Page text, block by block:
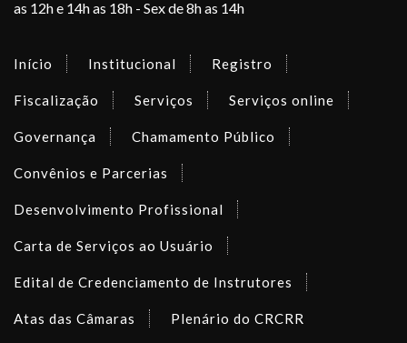
as 12h e 14h as 18h - Sex de 8h as 14h
Início Institucional Registro
Fiscalização Serviços Serviços online
Governança Chamamento Público
Convênios e Parcerias
Desenvolvimento Profissional
Carta de Serviços ao Usuário
Edital de Credenciamento de Instrutores
Atas das Câmaras Plenário do CRCRR